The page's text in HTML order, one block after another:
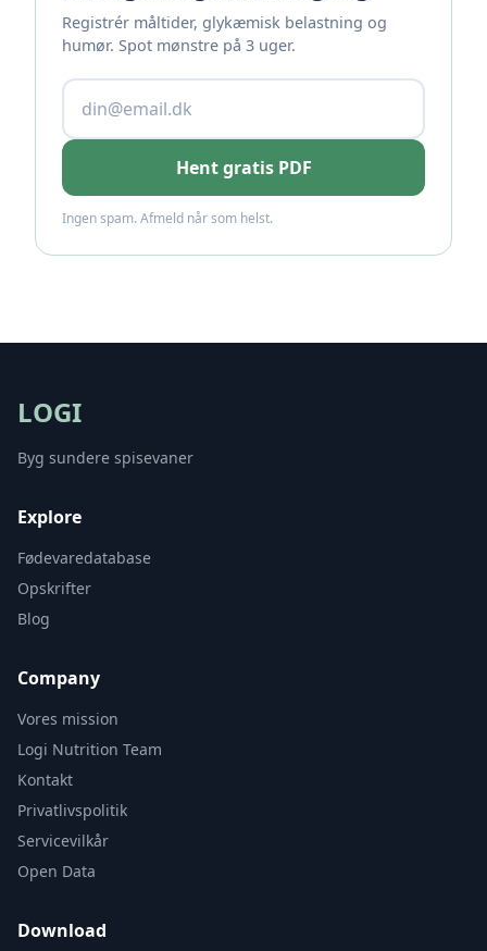
Registrér måltider, glykæmisk belastning og
humør. Spot mønstre på 3 uger.
Hent gratis PDF
Ingen spam. Afmeld når som helst.
LOGI
Byg sundere spisevaner
Explore
Fødevaredatabase
Opskrifter
Blog
Company
Vores mission
Logi Nutrition Team
Kontakt
Privatlivspolitik
Servicevilkår
Open Data
Download